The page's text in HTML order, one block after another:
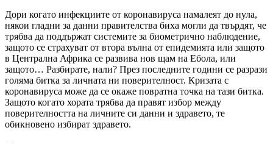
Дори когато инфекциите от коронавируса намалеят до нула,
някои гладни за данни правителства биха могли да твърдят, че
трябва да поддържат системите за биометрично наблюдение,
защото се страхуват от втора вълна от епидемията или защото
в Централна Африка се развива нов щам на Ебола, или
защото… Разбирате, нали? През последните години се разрази
голяма битка за личната ни поверителност. Кризата с
коронавируса може да се окаже повратна точка на тази битка.
Защото когато хората трябва да правят избор между
поверителността на личните си данни и здравето, те
обикновено избират здравето.